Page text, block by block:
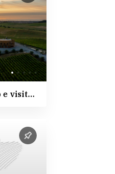
Menus de degustação e visita à adega - Quinta do Encontro